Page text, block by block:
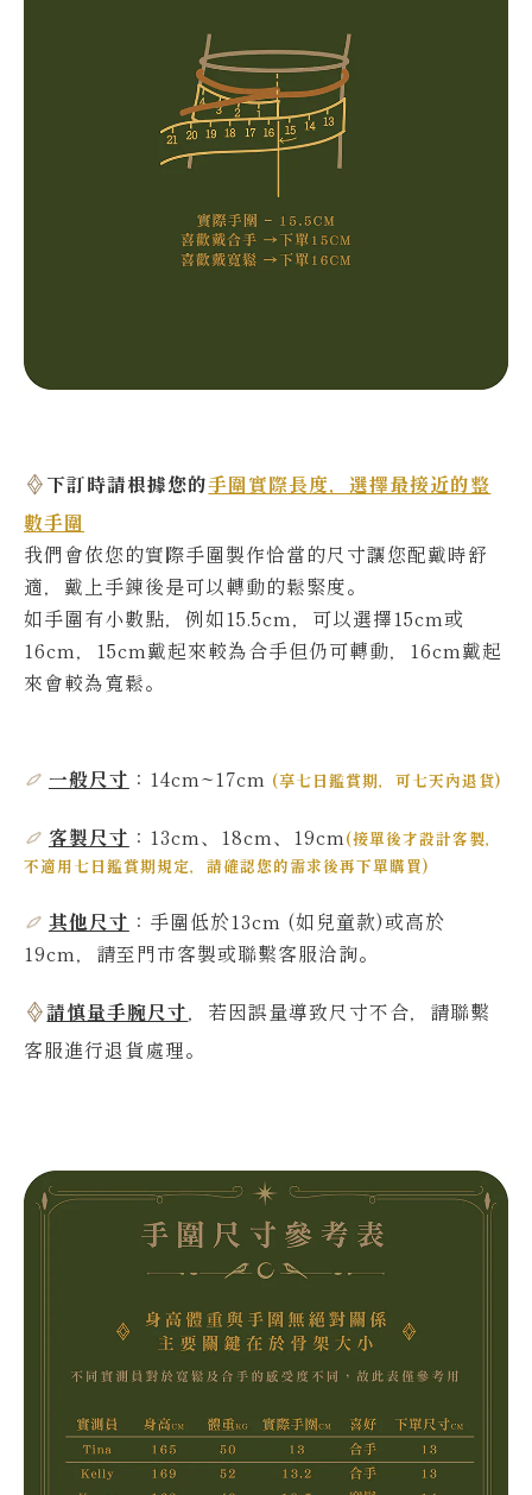
下訂時請根據您的手圍實際長度，選擇最接近的整
數手圍
我們會依您的實際手圍製作恰當的尺寸讓您配戴時舒
適，戴上手鍊後是可以轉動的鬆緊度。
如手圍有小數點，例如15.5cm，可以選擇15cm或
16cm，15cm戴起來較為合手但仍可轉動，16cm戴起
來會較為寬鬆。
一般尺寸 ：14cm~17cm (享七日鑑賞期，可七天內退貨)
客製尺寸 ：13cm、18cm、19cm(接單後才設計客製，
不適用七日鑑賞期規定，請確認您的需求後再下單購買)
其他尺寸 ： 手圍低於13cm (如兒童款)或高於
19cm，請至門市客製或聯繫客服洽詢。
請慎量手腕尺寸，若因誤量導致尺寸不合，請聯繫
客服進行退貨處理。